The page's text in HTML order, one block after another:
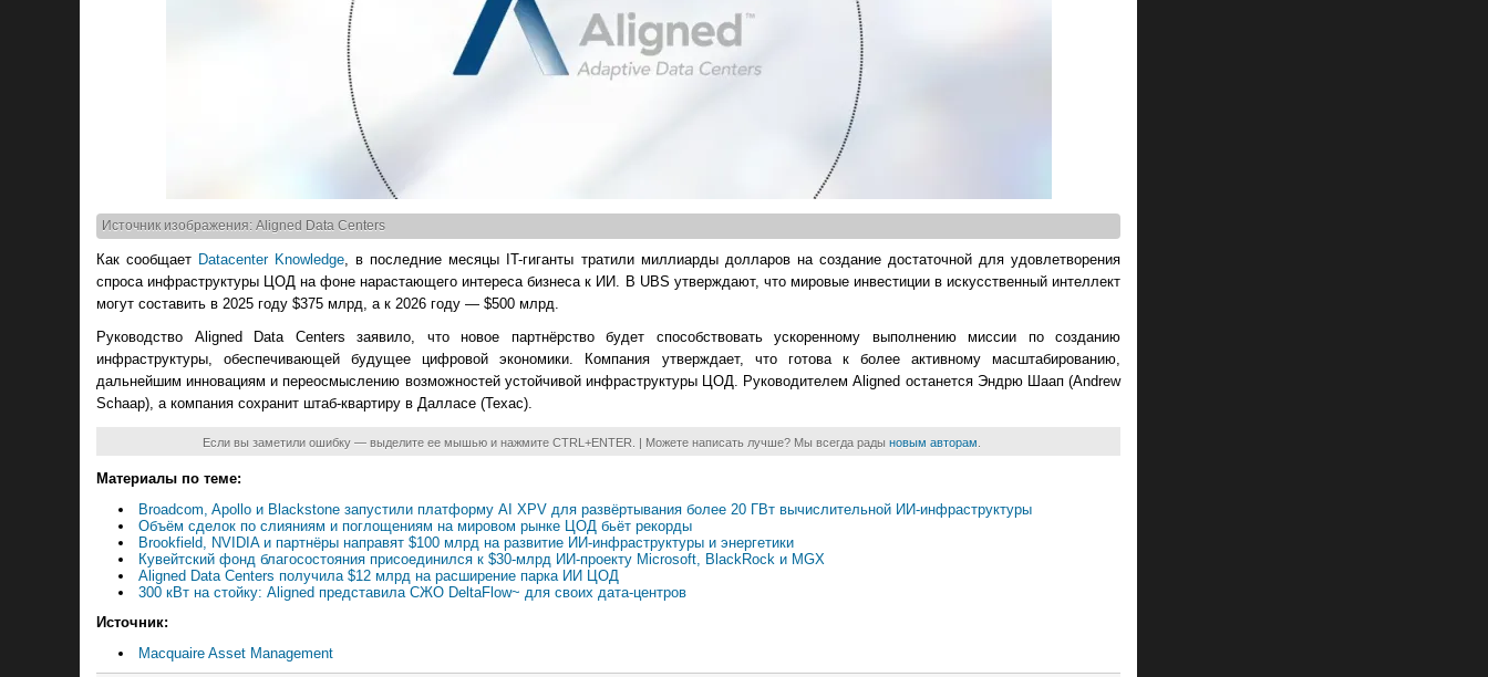
Источник изображения: Aligned Data Centers
Как сообщает Datacenter Knowledge , в последние месяцы IT-гиганты тратили миллиарды долларов на создание достаточной для удовлетворения
спроса инфраструктуры ЦОД на фоне нарастающего интереса бизнеса к ИИ. В UBS утверждают, что мировые инвестиции в искусственный интеллект
могут составить в 2025 году $375 млрд, а к 2026 году — $500 млрд.
Руководство Aligned Data Centers заявило, что новое партнёрство будет способствовать ускоренному выполнению миссии по созданию
инфраструктуры, обеспечивающей будущее цифровой экономики. Компания утверждает, что готова к более активному масштабированию,
дальнейшим инновациям и переосмыслению возможностей устойчивой инфраструктуры ЦОД. Руководителем Aligned останется Эндрю Шаап (Andrew
Schaap), а компания сохранит штаб-квартиру в Далласе (Техас).
Если вы заметили ошибку — выделите ее мышью и нажмите CTRL+ENTER. | Можете написать лучше? Мы всегда рады новым авторам
Материалы по теме:
Broadcom, Apollo и Blackstone запустили платформу AI XPV для развёртывания более 20 ГВт вычислительной ИИ-инфраструктуры
Объём сделок по слияниям и поглощениям на мировом рынке ЦОД бьёт рекорды
Brookfield, NVIDIA и партнёры направят $100 млрд на развитие ИИ-инфраструктуры и энергетики
Кувейтский фонд благосостояния присоединился к $30-млрд ИИ-проекту Microsoft, BlackRock и MGX
Aligned Data Centers получила $12 млрд на расширение парка ИИ ЦОД
300 кВт на стойку: Aligned представила СЖО DeltaFlow~ для своих дата-центров
Источник:
Macquaire Asset Management